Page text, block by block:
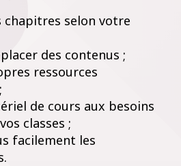
chapitres selon votre
des contenus ;
ressources
de cours aux besoins
classes ;
facilement les